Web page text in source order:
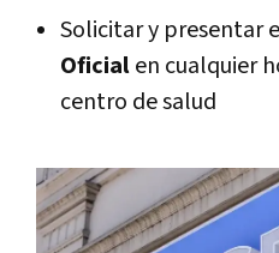
Solicitar y presentar
Oficialen cualquier
centro de salud